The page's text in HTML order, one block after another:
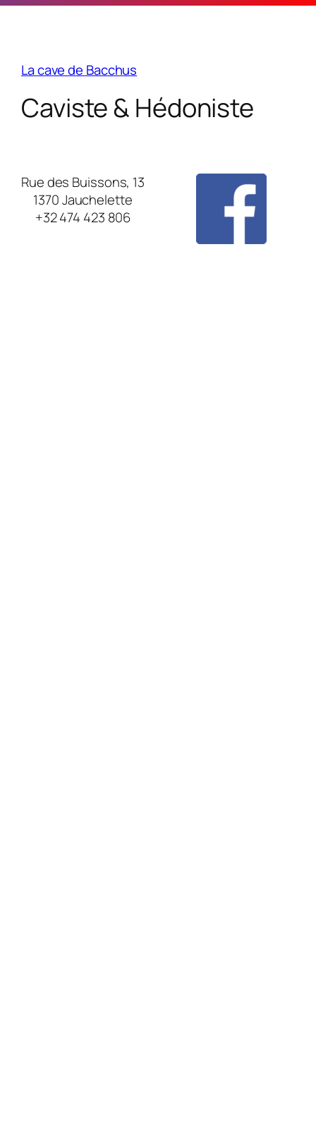
La cave de Bacchus
Caviste & Hédoniste
Rue des Buissons, 13
1370 Jauchelette
+32 474 423 806